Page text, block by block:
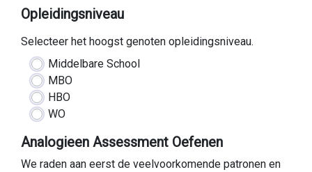
Opleidingsniveau
Selecteer het hoogst genoten opleidingsniveau.
Middelbare School
MBO
HBO
WO
Analogieen Assessment Oefenen
We raden aan eerst de veelvoorkomende patronen en